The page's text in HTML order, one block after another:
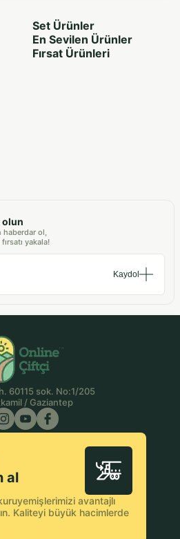
Set Ürünler
En Sevilen Ürünler
Fırsat Ürünleri
olun
haberdar ol,
yakala!
Kaydol
al
avantajlı
Kaliteyi büyük hacimlerde
60115 sok. No:1/205
/ Gaziantep